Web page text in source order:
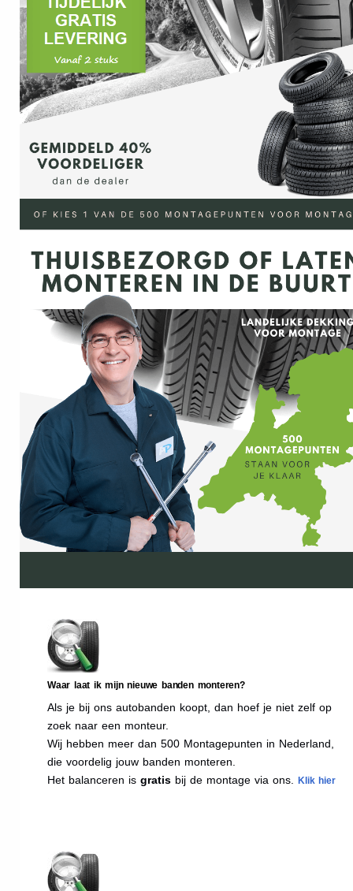
Waar laat ik mijn nieuwe banden monteren?
Als je bij ons autobanden koopt, dan hoef je niet zelf op
zoek naar een monteur.
Wij hebben meer dan 500 Montagepunten in Nederland,
die voordelig jouw banden monteren.
Het balanceren is gratis bij de montage via ons. Klik hier